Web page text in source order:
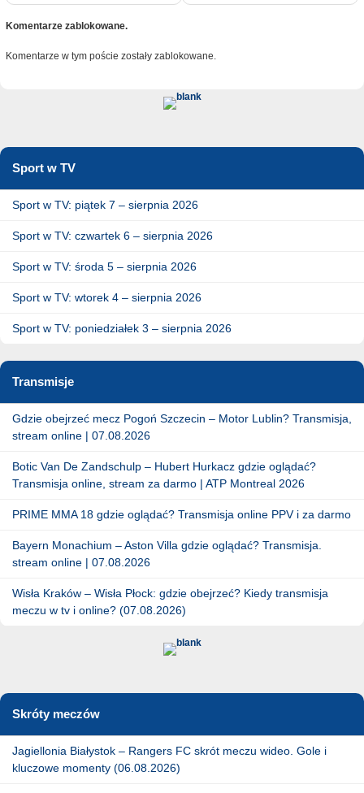
Komentarze zablokowane.
Komentarze w tym poście zostały zablokowane.
Sport w TV
Sport w TV: piątek 7 – sierpnia 2026
Sport w TV: czwartek 6 – sierpnia 2026
Sport w TV: środa 5 – sierpnia 2026
Sport w TV: wtorek 4 – sierpnia 2026
Sport w TV: poniedziałek 3 – sierpnia 2026
Transmisje
Gdzie obejrzeć mecz Pogoń Szczecin – Motor Lublin? Transmisja,
stream online | 07.08.2026
Botic Van De Zandschulp – Hubert Hurkacz gdzie oglądać?
Transmisja online, stream za darmo | ATP Montreal 2026
PRIME MMA 18 gdzie oglądać? Transmisja online PPV i za darmo
Bayern Monachium – Aston Villa gdzie oglądać? Transmisja.
stream online | 07.08.2026
Wisła Kraków – Wisła Płock: gdzie obejrzeć? Kiedy transmisja
meczu w tv i online? (07.08.2026)
Skróty meczów
Jagiellonia Białystok – Rangers FC skrót meczu wideo. Gole i
kluczowe momenty (06.08.2026)